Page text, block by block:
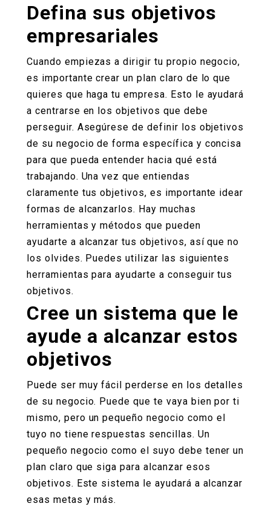
Defina sus objetivos
empresariales
Cuando empiezas a dirigir tu propio negocio,
es importante crear un plan claro de lo que
quieres que haga tu empresa. Esto le ayudará
a centrarse en los objetivos que debe
perseguir. Asegúrese de definir los objetivos
de su negocio de forma específica y concisa
para que pueda entender hacia qué está
trabajando. Una vez que entiendas
claramente tus objetivos, es importante idear
formas de alcanzarlos. Hay muchas
herramientas y métodos que pueden
ayudarte a alcanzar tus objetivos, así que no
los olvides. Puedes utilizar las siguientes
herramientas para ayudarte a conseguir tus
objetivos.
Cree un sistema que le
ayude a alcanzar estos
objetivos
Puede ser muy fácil perderse en los detalles
de su negocio. Puede que te vaya bien por ti
mismo, pero un pequeño negocio como el
tuyo no tiene respuestas sencillas. Un
pequeño negocio como el suyo debe tener un
plan claro que siga para alcanzar esos
objetivos. Este sistema le ayudará a alcanzar
esas metas y más.